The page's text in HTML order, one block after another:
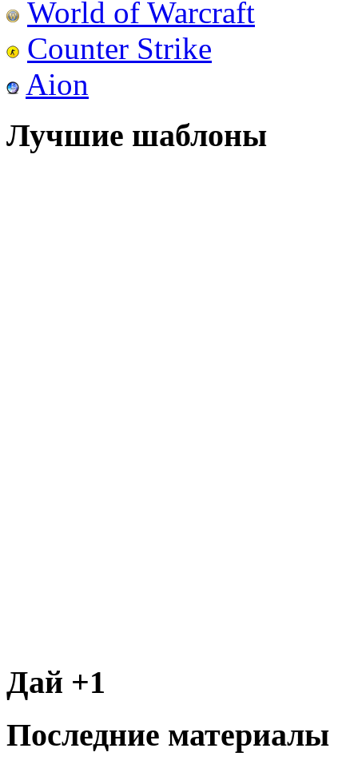
World of Warcraft
Counter Strike
Aion
Лучшие шаблоны
Дай +1
Последние материалы